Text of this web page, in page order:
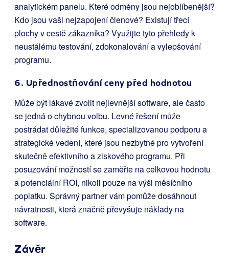
analytickém panelu. Které odměny jsou nejoblíbenější?
Kdo jsou vaši nejzapojení členové? Existují třecí
plochy v cestě zákazníka? Využijte tyto přehledy k
neustálému testování, zdokonalování a vylepšování
programu.
6. Upřednostňování ceny před hodnotou
Může být lákavé zvolit nejlevnější software, ale často
se jedná o chybnou volbu. Levné řešení může
postrádat důležité funkce, specializovanou podporu a
strategické vedení, které jsou nezbytné pro vytvoření
skutečně efektivního a ziskového programu. Při
posuzování možností se zaměřte na celkovou hodnotu
a potenciální ROI, nikoli pouze na výši měsíčního
poplatku. Správný partner vám pomůže dosáhnout
návratnosti, která značně převyšuje náklady na
software.
Závěr